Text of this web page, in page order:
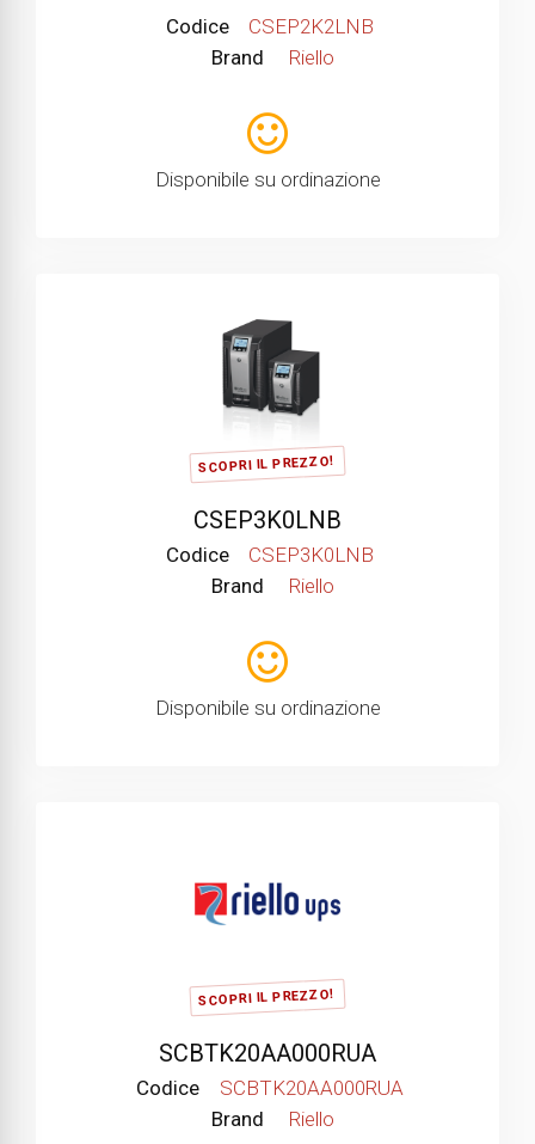
Codice
CSEP2K2LNB
Brand
Riello
Disponibile su ordinazione
SCOPRI IL PREZZO!
CSEP3K0LNB
Codice
CSEP3K0LNB
Brand
Riello
Disponibile su ordinazione
SCOPRI IL PREZZO!
SCBTK20AA000RUA
Codice
SCBTK20AA000RUA
Brand
Riello